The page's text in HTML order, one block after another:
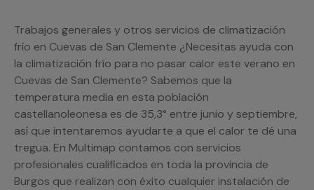
Trabajos generales y otros servicios de climatización
frío en Cuevas de San Clemente ¿Necesitas ayuda con
la climatización frío para no pasar calor este verano en
Cuevas de San Clemente? Sabemos que la
temperatura media en esta población
castellanoleonesa es de 35,3° entre junio y septiembre,
así que intentaremos ayudarte a que el calor te dé una
tregua. En Multimap contamos con servicios
profesionales cualificados en toda la provincia de
Burgos que realizan con éxito cualquier instalación de